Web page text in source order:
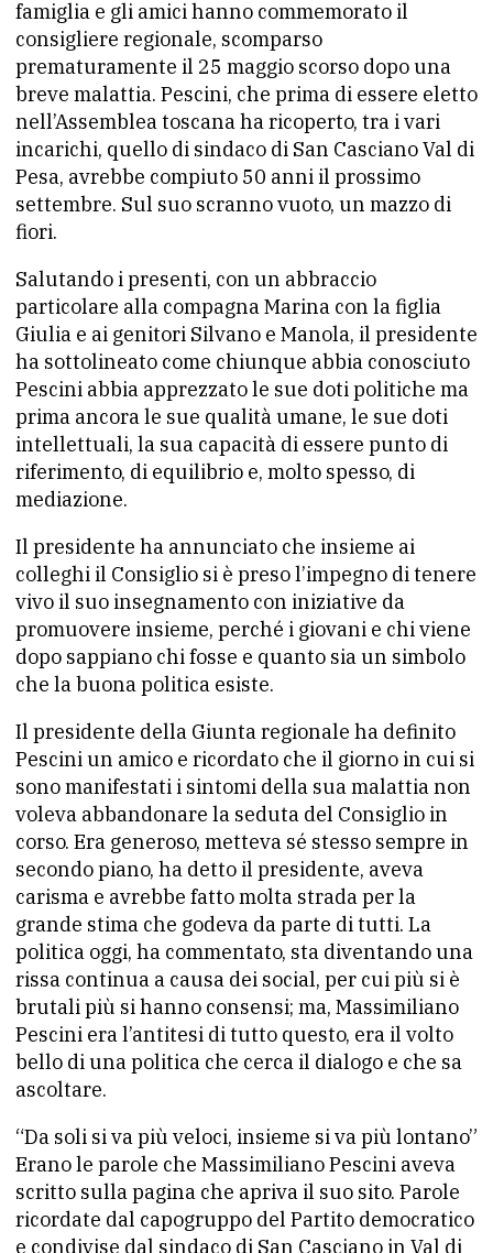
famiglia e gli amici hanno commemorato il
consigliere regionale, scomparso
prematuramente il 25 maggio scorso dopo una
breve malattia. Pescini, che prima di essere eletto
nell’Assemblea toscana ha ricoperto, tra i vari
incarichi, quello di sindaco di San Casciano Val di
Pesa, avrebbe compiuto 50 anni il prossimo
settembre. Sul suo scranno vuoto, un mazzo di
fiori.
Salutando i presenti, con un abbraccio
particolare alla compagna Marina con la figlia
Giulia e ai genitori Silvano e Manola, il presidente
ha sottolineato come chiunque abbia conosciuto
Pescini abbia apprezzato le sue doti politiche ma
prima ancora le sue qualità umane, le sue doti
intellettuali, la sua capacità di essere punto di
riferimento, di equilibrio e, molto spesso, di
mediazione.
Il presidente ha annunciato che insieme ai
colleghi il Consiglio si è preso l’impegno di tenere
vivo il suo insegnamento con iniziative da
promuovere insieme, perché i giovani e chi viene
dopo sappiano chi fosse e quanto sia un simbolo
che la buona politica esiste.
Il presidente della Giunta regionale ha definito
Pescini un amico e ricordato che il giorno in cui si
sono manifestati i sintomi della sua malattia non
voleva abbandonare la seduta del Consiglio in
corso. Era generoso, metteva sé stesso sempre in
secondo piano, ha detto il presidente, aveva
carisma e avrebbe fatto molta strada per la
grande stima che godeva da parte di tutti. La
politica oggi, ha commentato, sta diventando una
rissa continua a causa dei social, per cui più si è
brutali più si hanno consensi; ma, Massimiliano
Pescini era l’antitesi di tutto questo, era il volto
bello di una politica che cerca il dialogo e che sa
ascoltare.
“Da soli si va più veloci, insieme si va più lontano”
Erano le parole che Massimiliano Pescini aveva
scritto sulla pagina che apriva il suo sito. Parole
ricordate dal capogruppo del Partito democratico
e condivise dal sindaco di San Casciano in Val di